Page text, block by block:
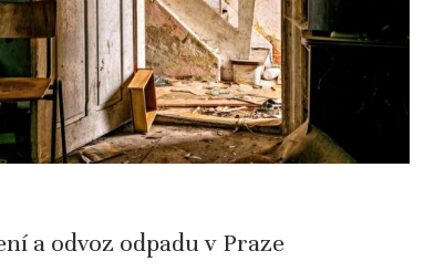
a odvoz odpadu v Praze